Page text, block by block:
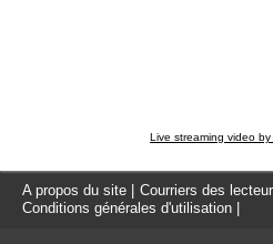
Live streaming video by
A propos du site Courriers des
Conditions générales d'utilisation